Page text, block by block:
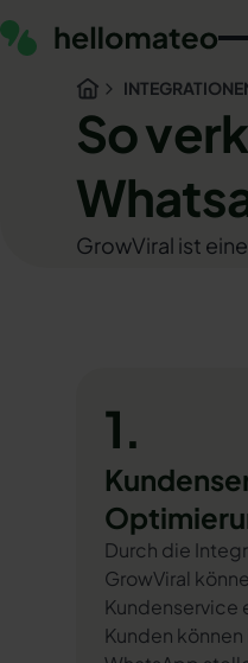
So
GrowViral ist
1.
Durch die
GrowViral
Kundenservice
Kunden